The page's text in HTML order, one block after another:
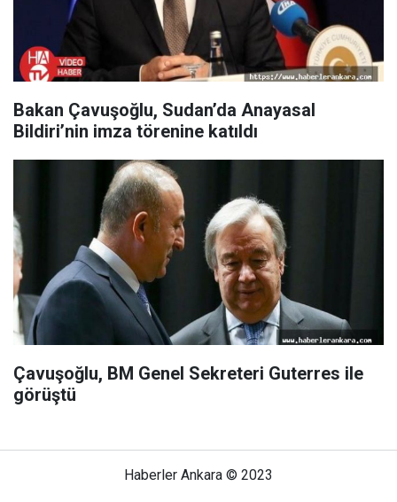
Bakan Çavuşoğlu, Sudan’da Anayasal
Bildiri’nin imza törenine katıldı
Çavuşoğlu, BM Genel Sekreteri Guterres ile
görüştü
Haberler Ankara © 2023